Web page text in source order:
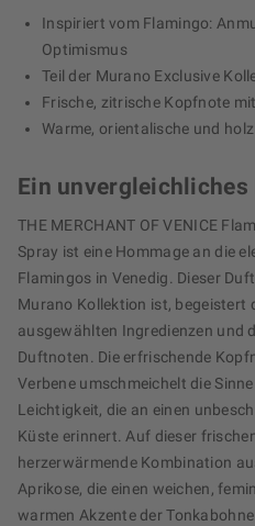
Inspiriert vom Flamingo:
Optimismus
Teil der Murano Exclusive
Frische, zitrische Kopfnote
Warme, orientalische und
Ein
THE MERCHANT OF VENICE
Spray ist eine Hommage an die
Flamingos in Venedig. Dieser
Murano Kollektion ist, begeistert
ausgewählten Ingredienzen und
Duftnoten. Die erfrischende
Verbene umschmeichelt die
Leichtigkeit, die an einen
Küste erinnert. Auf dieser
herzerwärmende Kombination
Aprikose, die einen weichen,
warmen Akzente der